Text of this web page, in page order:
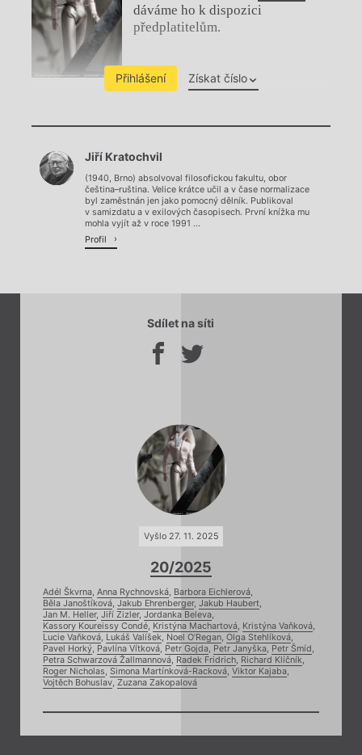
dáváme ho k dispozici
předplatitelům.
Přihlášení Získat číslo
Chviličku.
Načítá se.
Jiří Kratochvil
(1940, Brno) absolvoval filosofickou fakultu, obor
čeština–ruština. Velice krátce učil a v čase normalizace
byl zaměstnán jen jako pomocný dělník. Publikoval
v samizdatu a v exilových časopisech. První knížka mu
mohla vyjít až v roce 1991 ...
Profil
Sdílet na síti
Vyšlo 27. 11. 2025
20/2025
Adél Škvrna, Anna Rychnovská, Barbora Eichlerová,
Běla Janoštíková, Jakub Ehrenberger, Jakub Haubert,
Jan M. Heller, Jiří Zizler, Jordanka Beleva,
Kassory Koureissy Condé, Kristýna Machartová, Kristýna Vaňková,
Lucie Vaňková, Lukáš Valíšek, Noel O’Regan, Olga Stehlíková,
Pavel Horký, Pavlína Vítková, Petr Gojda, Petr Janyška, Petr Šmíd ,
Petra Schwarzová Žallmannová, Radek Fridrich, Richard Klíčník,
Roger Nicholas, Simona Martínková-Racková, Viktor Kajaba,
Vojtěch Bohuslav, Zuzana Zakopalová